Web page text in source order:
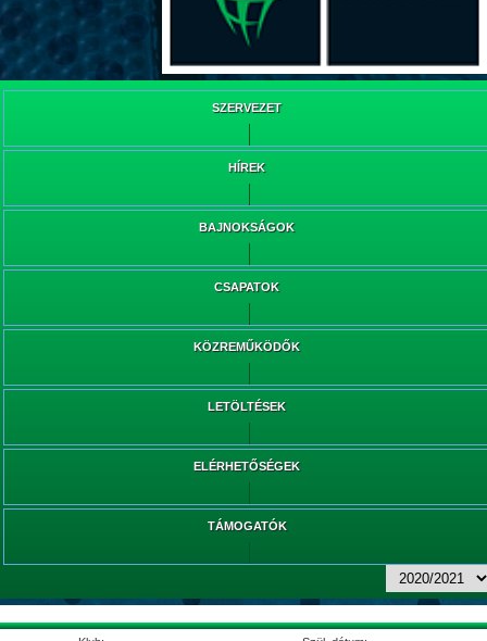
SZERVEZET
HÍREK
BAJNOKSÁGOK
CSAPATOK
KÖZREMŰKÖDŐK
LETÖLTÉSEK
ELÉRHETŐSÉGEK
TÁMOGATÓK